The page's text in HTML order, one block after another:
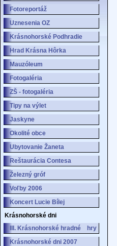
Fotoreportáž
Uznesenia OZ
Krásnohorské Podhradie
Hrad Krásna Hôrka
Mauzóleum
Fotogaléria
ZŠ - fotogaléria
Tipy na výlet
Jaskyne
Okolité obce
Ubytovanie Žaneta
Reštaurácia Contesa
Železný gróf
Voľby 2006
Koncert Lucie Bílej
Krásnohorské dni
III. Krásnohorské hradné hry
Krásnohorské dni 2007